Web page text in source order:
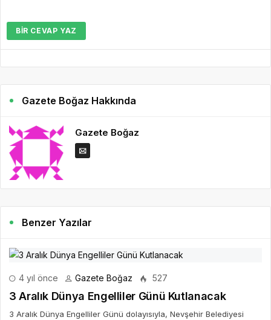
BIR CEVAP YAZ
Gazete Boğaz Hakkında
Gazete Boğaz
Benzer Yazılar
4 yıl önce Gazete Boğaz 527
3 Aralık Dünya Engelliler Günü Kutlanacak
3 Aralık Dünya Engelliler Günü dolayısıyla, Nevşehir Belediyesi